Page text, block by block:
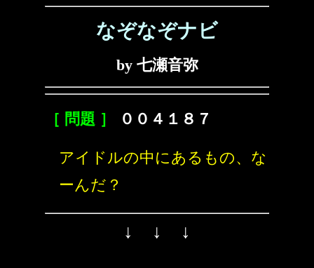
なぞなぞナビ
by 七瀬音弥
［ 問題 ］ ００４１８７
アイドルの中にあるもの、な
ーんだ？
↓ ↓ ↓